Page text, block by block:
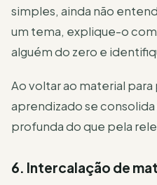
simples, ainda não
um tema, explique-o
alguém do zero e
Ao voltar ao material
aprendizado se
profunda do que pela
6. Intercalação de